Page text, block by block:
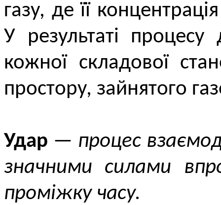
газу, де її
У результаті процесу
кожної складової
простору, зайнятого
Удар — процес
значними силами
проміжку часу.